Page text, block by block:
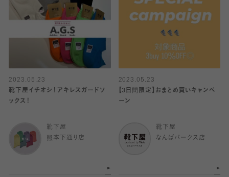
2023.05.23
靴下屋イチオシ！アキレスガードソ
ックス！
靴下屋
熊本下通り店
2023.05.23
【3日間限定】おまとめ買いキャンペ
ーン
靴下屋
なんばパークス店